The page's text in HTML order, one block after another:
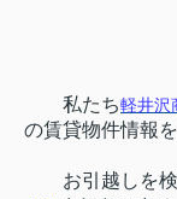
私たち軽井沢
の賃貸物件情報
お引越しを検